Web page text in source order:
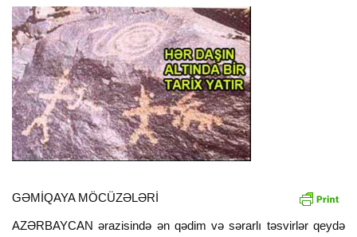
GƏMİQAYA MÖCÜZƏLƏRİ
AZƏRBAYCAN ərazisində ən qədim və sərarlı təsvirlər qeydə